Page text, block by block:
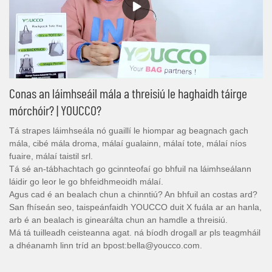
Conas an láimhseáil mála a threisiú le haghaidh táirge
mórchóir? | YOUCCO?
Tá strapes láimhseála nó guaillí le hiompar ag beagnach gach
mála, cibé mála droma, málaí gualainn, málaí tote, málaí níos
fuaire, málaí taistil srl.
Tá sé an-tábhachtach go gcinnteofaí go bhfuil na láimhseálann
láidir go leor le go bhfeidhmeoidh málaí.
Agus cad é an bealach chun a chinntiú? An bhfuil an costas ard?
San fhíseán seo, taispeánfaidh YOUCCO duit X fuála ar an hanla,
arb é an bealach is ginearálta chun an hamdle a threisiú.
Má tá tuilleadh ceisteanna agat. ná bíodh drogall ar pls teagmháil
a dhéanamh linn tríd an bpost:bella@youcco.com.